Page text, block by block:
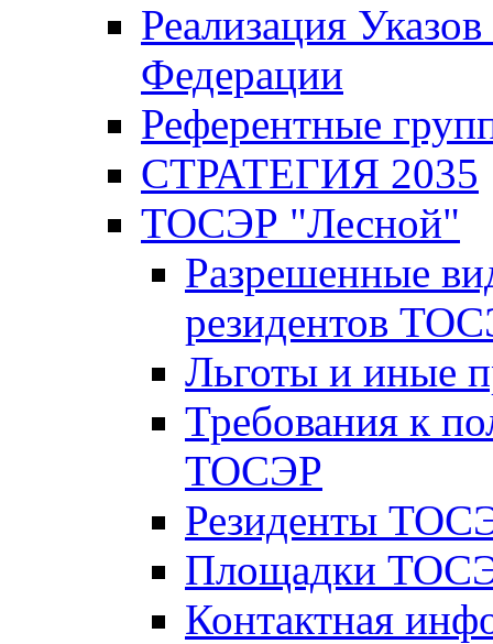
Реализация
Федерации
Референтные
СТРАТЕГИЯ 2035
ТОСЭР "Лесной"
Разрешенные
резидентов
Льготы и иные
Требования к
ТОСЭР
Резиденты
Площадки
Контактная